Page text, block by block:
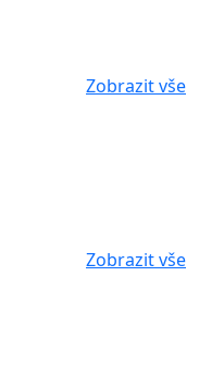
Zobrazit vše
Zobrazit vše